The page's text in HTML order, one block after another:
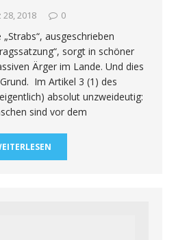
28, 2018 0
ausgeschrieben
sorgt in schöner
Ärger im Lande. Und dies
Im Artikel 3 (1) des
absolut unzweideutig:
sind vor dem